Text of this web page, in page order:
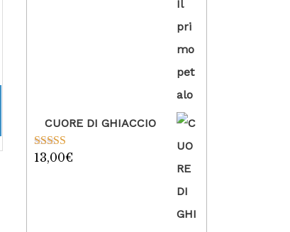
CUORE DI GHIACCIO
Valutato
13,00€